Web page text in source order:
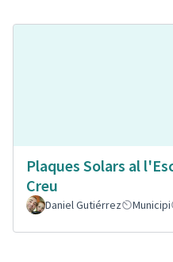
Plaques Solars al
Creu
Daniel Gutiérrez Municipi